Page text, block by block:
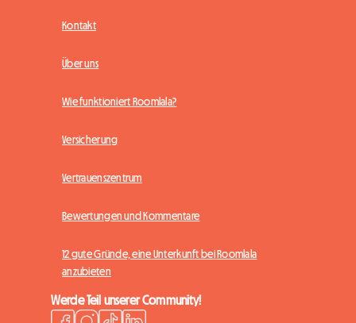
Kontakt
Über uns
Wie funktioniert Roomlala?
Versicherung
Vertrauenszentrum
Bewertungen und Kommentare
12 gute Gründe, eine Unterkunft bei Roomlala
anzubieten
Werde Teil unserer Community!